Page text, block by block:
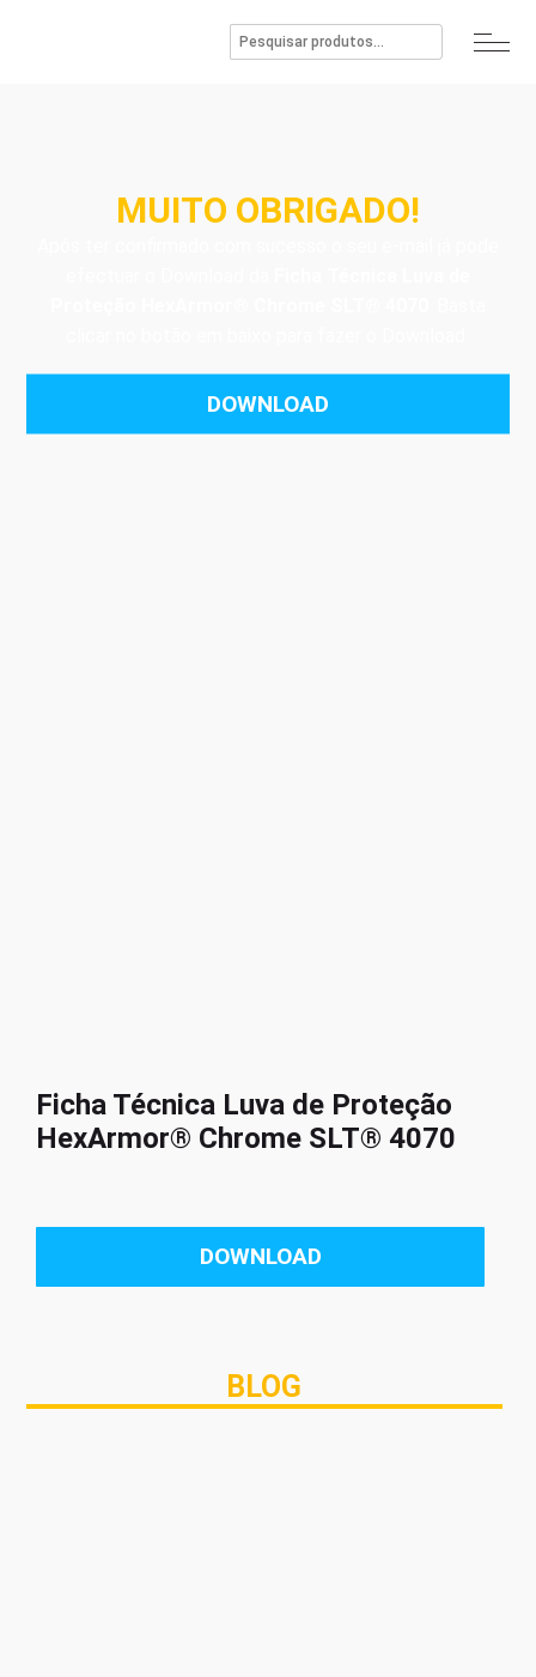
MUITO OBRIGADO!
DOWNLOAD
Ficha Técnica Luva de Proteção
HexArmor® Chrome SLT® 4070
DOWNLOAD
BLOG